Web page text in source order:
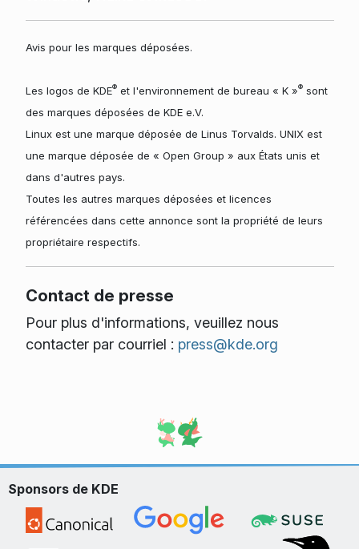
Avis pour les marques déposées.
Les logos de KDE®et l'environnement de bureau « K »®sont
des marques déposées de KDE e.V.
Linux est une marque déposée de Linus Torvalds. UNIX est
une marque déposée de « Open Group » aux États unis et
dans d'autres pays.
Toutes les autres marques déposées et licences
référencées dans cette annonce sont la propriété de leurs
propriétaire respectifs.
Contact de presse
Pour plus d'informations, veuillez nous
contacter par courriel : press@kde.org
Sponsors de KDE